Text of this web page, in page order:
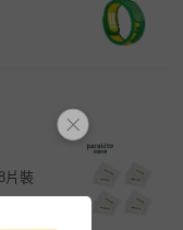
片裝